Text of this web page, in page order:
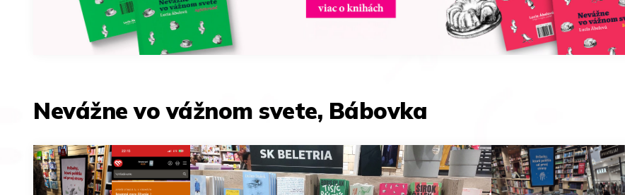
Nevážne vo vážnom svete, Bábovka